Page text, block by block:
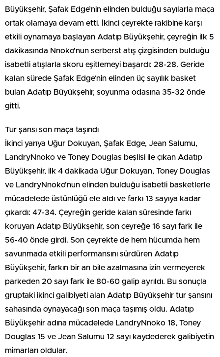
Büyükşehir, Şafak Edge’nin elinden bulduğu sayılarla maça
ortak olamaya devam etti. İkinci çeyrekte rakibine karşı
etkili oynamaya başlayan Adatıp Büyükşehir, çeyreğin ilk 5
dakikasında Nnoko’nun serberst atış çizgisinden bulduğu
isabetli atışlarla skoru eşitlemeyi başardı: 28-28. Geride
kalan sürede Şafak Edge’nin elinden üç sayılık basket
bulan Adatıp Büyükşehir, soyunma odasına 35-32 önde
gitti.
Tur şansı son maça taşındı
İkinci yarıya Uğur Dokuyan, Şafak Edge, Jean Salumu,
LandryNnoko ve Toney Douglas beşlisi ile çıkan Adatıp
Büyükşehir, ilk 4 dakikada Uğur Dokuyan, Toney Douglas
ve LandryNnoko’nun elinden bulduğu isabetli basketlerle
mücadelede üstünlüğü ele aldı ve farkı 13 sayıya kadar
çıkardı: 47-34. Çeyreğin geride kalan süresinde farkı
koruyan Adatıp Büyükşehir, son çeyreğe 16 sayı fark ile
56-40 önde girdi. Son çeyrekte de hem hücumda hem
savunmada etkili performansını sürdüren Adatıp
Büyükşehir, farkın bir an bile azalmasına izin vermeyerek
parkeden 20 sayı fark ile 80-60 galip ayrıldı. Bu sonuçla
gruptaki ikinci galibiyeti alan Adatıp Büyükşehir tur şansını
sahasında oynayacağı son maça taşımış oldu. Adatıp
Büyükşehir adına mücadelede LandryNnoko 18, Toney
Douglas 15 ve Jean Salumu 12 sayı kaydederek galibiyetin
mimarları oldular.